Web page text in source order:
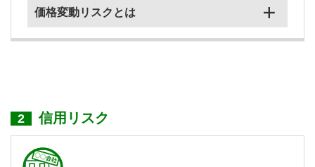
価格変動リスクとは
2 信用リスク